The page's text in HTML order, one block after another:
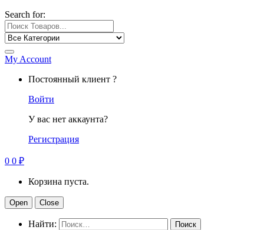
Search for:
My Account
Постоянный клиент ?
Войти
У вас нет аккаунта?
Регистрация
0 0 ₽
Корзина пуста.
Open Close
Найти: